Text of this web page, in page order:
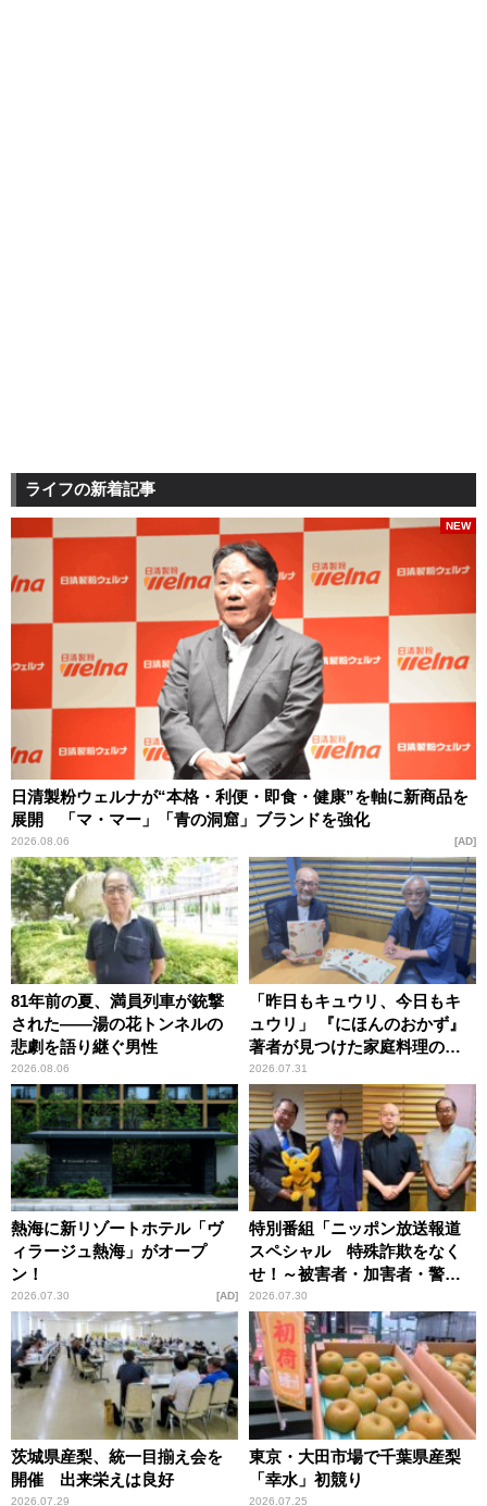
ライフの新着記事
日清製粉ウェルナが“本格・利便・即食・健康”を軸に新商品を
展開 「マ・マー」「青の洞窟」ブランドを強化
2026.08.06
NEW
AD
81年前の夏、満員列車が銃撃
された――湯の花トンネルの
悲劇を語り継ぐ男性
2026.08.06
「昨日もキュウリ、今日もキ
ュウリ」 『にほんのおかず』
著者が見つけた家庭料理の知
恵
2026.07.31
熱海に新リゾートホテル「ヴ
ィラージュ熱海」がオープ
ン！
2026.07.30 AD
特別番組「ニッポン放送報道
スペシャル 特殊詐欺をなく
せ！～被害者・加害者・警視
庁が語るトクリュウの実態
～」放送
2026.07.30
茨城県産梨、統一目揃え会を
開催 出来栄えは良好
2026.07.29
東京・大田市場で千葉県産梨
「幸水」初競り
2026.07.25